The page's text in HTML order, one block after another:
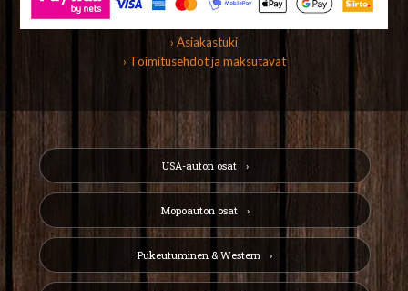
› Asiakastuki
› Toimitusehdot ja maksutavat
USA-auton osat
Mopoauton osat
Pukeutuminen & Western